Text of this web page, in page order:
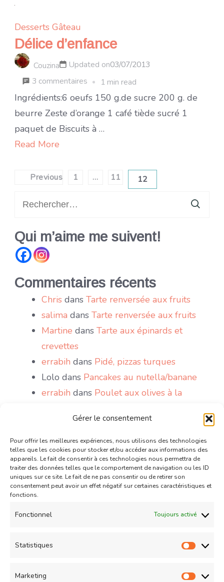
Gérer le consentement
Pour offrir les meilleures expériences, nous utilisons des technologies
telles que les cookies pour stocker et/ou accéder aux informations des
appareils. Le fait de consentir à ces technologies nous permettra de
traiter des données telles que le comportement de navigation ou les ID
uniques sur ce site. Le fait de ne pas consentir ou de retirer son
consentement peut avoir un effet négatif sur certaines caractéristiques et
fonctions.
Fonctionnel Toujours activé
Statistiques
Marketing
Desserts Gâteau
Délice d’enfance
Couzina Updated on03/07/2013
3 commentaires sur
Délice
d’enfance
1 min read
Ingrédients:6 oeufs 150 g.de sucre 200 g. de
beurre Zeste d’orange 1 café tiède sucré 1
paquet de Biscuits à …
Read More
Pagination
publications
Previous 1 … 11
Page
12
Qui m’aime me suivent!
Commentaires récents
Chris dans Tarte renversée aux fruits
salima dans Tarte renversée aux fruits
Martine dans Tarte aux épinards et
crevettes
errabih dans Pidé, pizzas turques
Lolo dans Pancakes au nutella/banane
errabih dans Poulet aux olives à la
dansLe Mont Blanc, gâteau antillais
wattootedansGaufres comme à la fête
foraine
ChrisdansMini tartelettes aux chocolat
et confiture de lait caramélisé
chocolat et confiture de lait caramélisé
Politique de confidentialité